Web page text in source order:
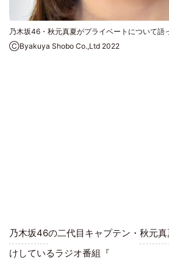
乃木坂46・秋元真夏がプライベートについて語
ⒸByakuya Shobo Co.,Ltd 2022
乃木坂46の二代目キャプテン・ 秋元真
けしているラジオ番組『